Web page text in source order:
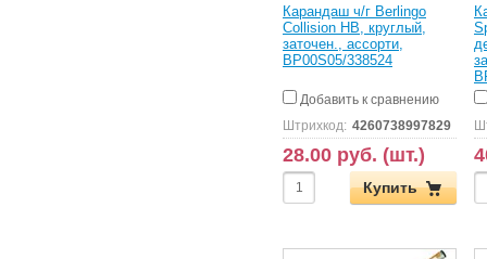
Карандаш ч/г Berlingo
Collision HB, круглый,
заточен., ассорти,
BP00S05/338524
Добавить к сравнению
Штрихкод: 4260738997829
28.00 руб. (шт.)
Купить